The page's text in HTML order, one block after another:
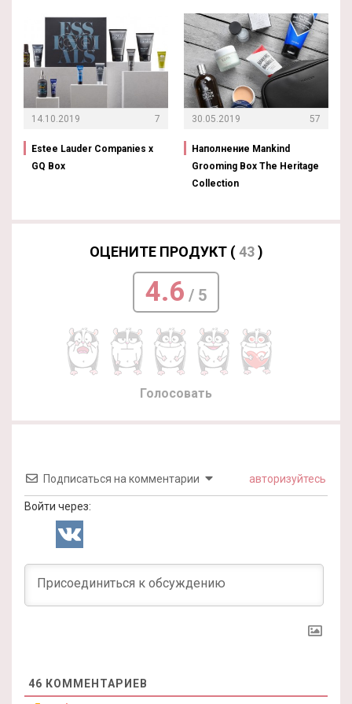
14.10.2019 7
Estee Lauder Companies x
GQ Box
30.05.2019 57
Наполнение Mankind
Grooming Box The Heritage
Collection
ОЦЕНИТЕ ПРОДУКТ (43)
4.6 / 5
Голосовать
Подписаться на комментарии авторизуйтесь
Войти через:
46 КОММЕНТАРИЕВ